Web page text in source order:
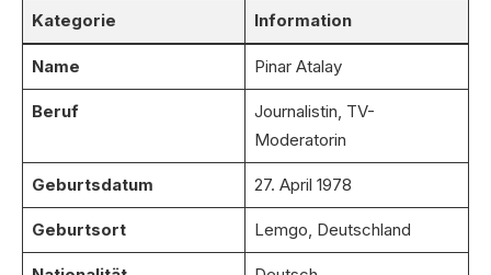
Kategorie Information
Name Pinar Atalay
Beruf
Journalistin, TV-
Moderatorin
Geburtsdatum 27. April 1978
Geburtsort Lemgo, Deutschland